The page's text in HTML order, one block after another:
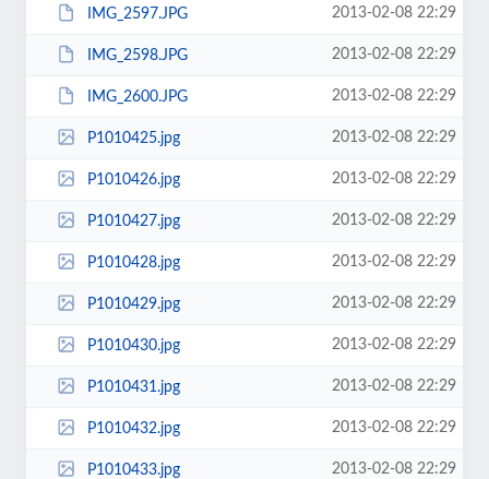
IMG_2597.JPG 2013-02-08 22:29
IMG_2598.JPG 2013-02-08 22:29
IMG_2600.JPG 2013-02-08 22:29
P1010425.jpg 2013-02-08 22:29
P1010426.jpg 2013-02-08 22:29
P1010427.jpg 2013-02-08 22:29
P1010428.jpg 2013-02-08 22:29
P1010429.jpg 2013-02-08 22:29
P1010430.jpg 2013-02-08 22:29
P1010431.jpg 2013-02-08 22:29
P1010432.jpg 2013-02-08 22:29
P1010433.jpg 2013-02-08 22:29